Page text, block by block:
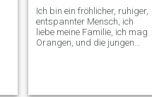
Ich bin ein fröhlicher, ruhiger,
entspannter Mensch, ich
liebe meine Familie, ich mag
Orangen, und die jungen